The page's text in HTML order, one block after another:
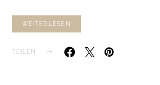
WEITERLESEN
TEILEN